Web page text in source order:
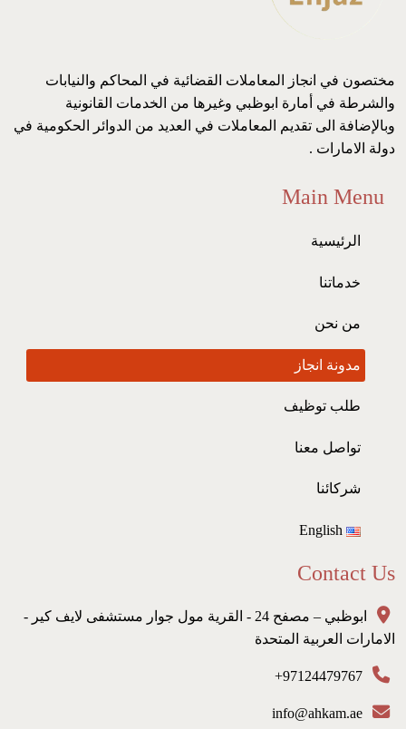
مختصون في انجاز المعاملات القضائية في المحاكم والنيابات
والشرطة في أمارة ابوظبي وغيرها من الخدمات القانونية
وبالإضافة الى تقديم المعاملات في العديد من الدوائر الحكومية في
دولة الامارات .
Main Menu
الرئيسية
خدماتنا
من نحن
مدونة انجاز
طلب توظيف
تواصل معنا
شركائنا
English
Contact Us
ابوظبي – مصفح 24 - القرية مول جوار مستشفى لايف كير -
الامارات العربية المتحدة
97124479767+
info@ahkam.ae